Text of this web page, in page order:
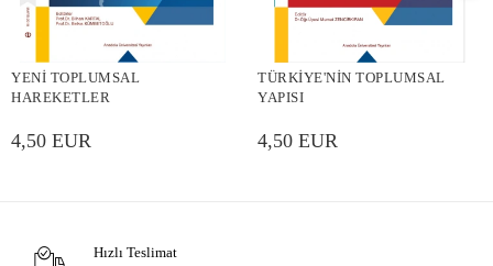
YENİ TOPLUMSAL
HAREKETLER
4,50 EUR
TÜRKİYE'NİN TOPLUMSAL
YAPISI
4,50 EUR
Hızlı Teslimat